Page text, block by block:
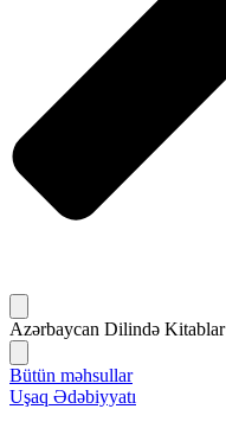
Azərbaycan Dilində Kitablar
Bütün məhsullar
Uşaq Ədəbiyyatı